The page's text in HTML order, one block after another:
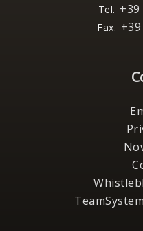
Tel. +39
Fax.